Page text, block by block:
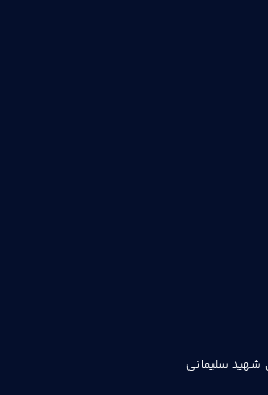
شهید سلیمانی